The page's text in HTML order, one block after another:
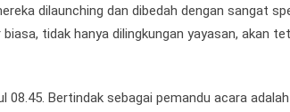
dilaunching dan dibedah dengan sangat
biasa, tidak hanya dilingkungan yayasan, akan
08.45. Bertindak sebagai pemandu acara